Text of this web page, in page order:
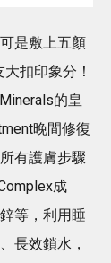
是敷上五顏
扣印象分！
的皇
晚間修復
有護膚步驟
成
等，利用睡
長效鎖水，